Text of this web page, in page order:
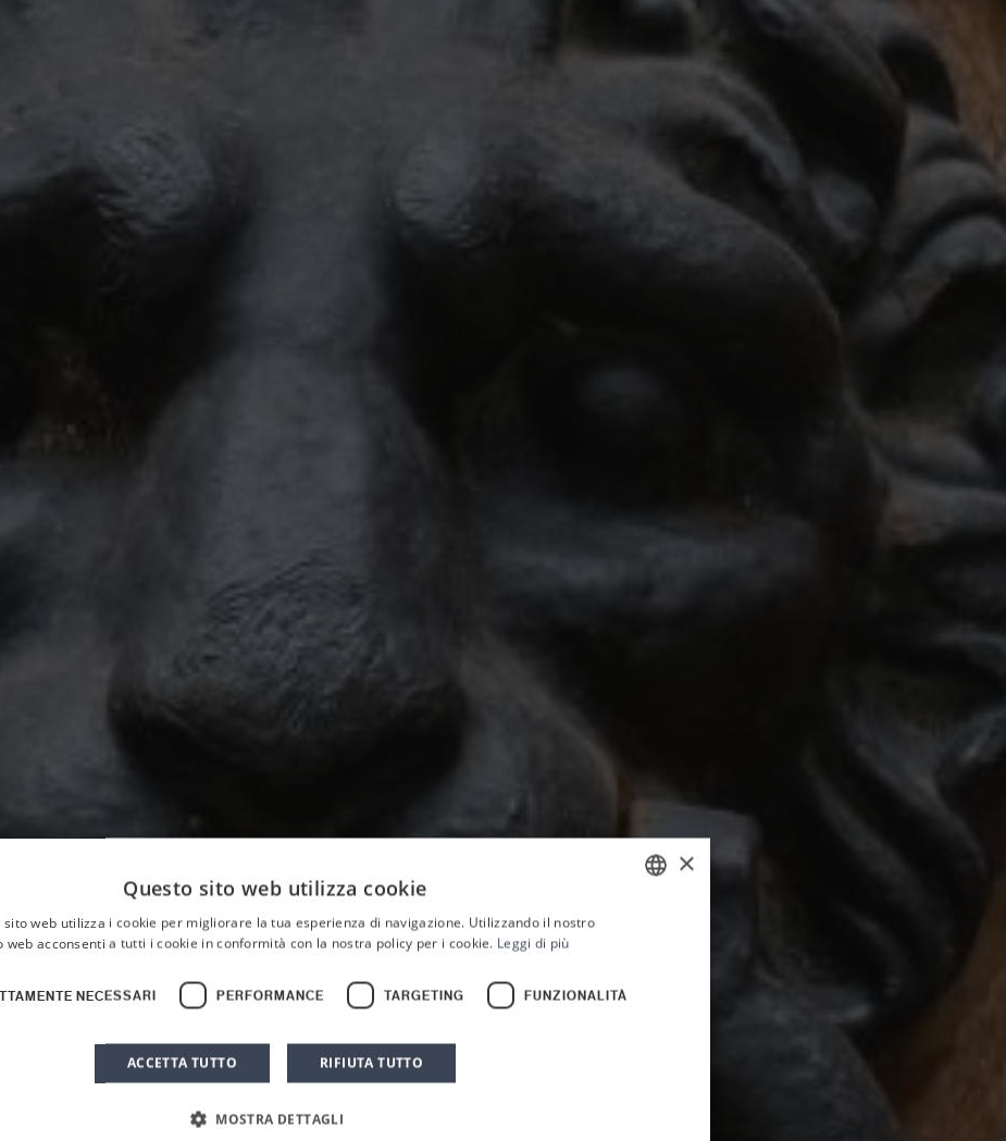
HOME
Palazzo Planeta
×
Questo sito web utilizza cookie
sito web utilizza i cookie per migliorare la tua esperienza di navigazione. Utilizzando il nostro
web acconsenti a tutti i cookie in conformità con la nostra policy per i cookie. Leggi di più
NECESSARI PERFORMANCE TARGETING FUNZIONALITÀ
ACCETTA TUTTO RIFIUTA TUTTO
MOSTRA DETTAGLI